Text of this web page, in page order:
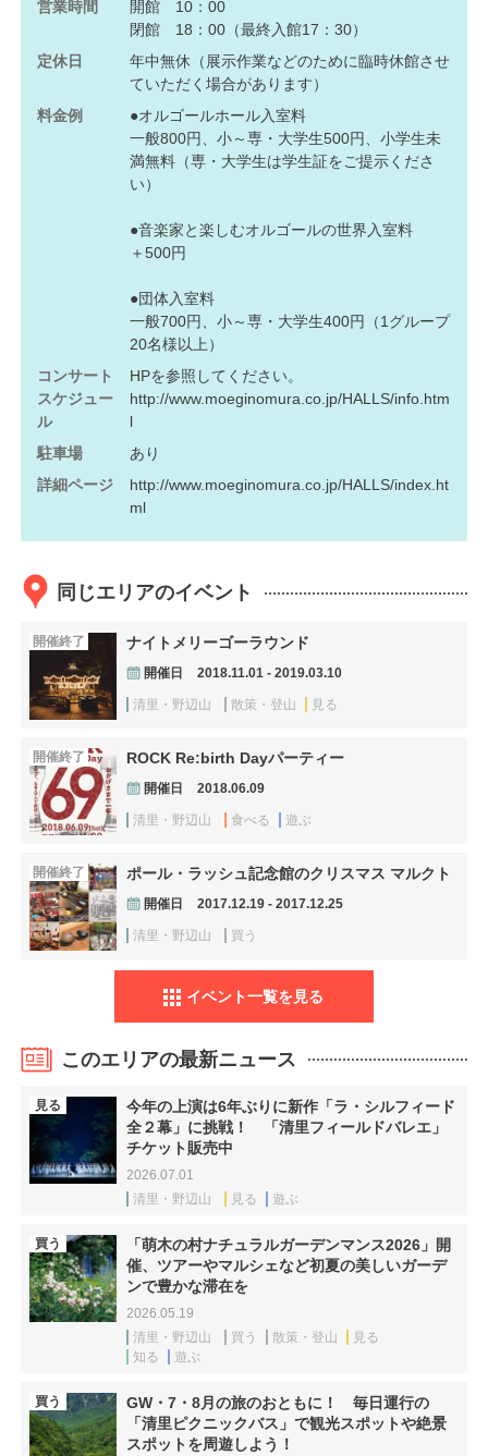
営業時間
開館 10：00
閉館 18：00（最終入館17：30）
定休日
年中無休（展示作業などのために臨時休館させ
ていただく場合があります）
料金例
●オルゴールホール入室料
一般800円、小～専・大学生500円、小学生未
満無料（専・大学生は学生証をご提示くださ
い）
●音楽家と楽しむオルゴールの世界入室料
＋500円
●団体入室料
一般700円、小～専・大学生400円（1グループ
20名様以上）
コンサート
スケジュー
ル
HPを参照してください。
http://www.moeginomura.co.jp/HALLS/info.htm
l
駐車場
あり
詳細ページ
http://www.moeginomura.co.jp/HALLS/index.ht
ml
同じエリアのイベント
開催終了 ナイトメリーゴーラウンド
開催日 2018.11.01 - 2019.03.10
清里・野辺山 散策・登山 見る
開催終了 ROCK Re:birth Dayパーティー
開催日 2018.06.09
清里・野辺山 食べる 遊ぶ
開催終了 ポール・ラッシュ記念館のクリスマス マルクト
開催日 2017.12.19 - 2017.12.25
清里・野辺山 買う
イベント一覧を見る
このエリアの最新ニュース
見る
今年の上演は6年ぶりに新作「ラ・シルフィード
全２幕」に挑戦！ 「清里フィールドバレエ」
チケット販売中
2026.07.01
清里・野辺山
見る 遊ぶ
買う
「萌木の村ナチュラルガーデンマンス2026」開
催、ツアーやマルシェなど初夏の美しいガーデ
ンで豊かな滞在を
2026.05.19
清里・野辺山
買う 散策・登山
見る
知る
遊ぶ
買う
GW・7・8月の旅のおともに！ 毎日運行の
「清里ピクニックバス」で観光スポットや絶景
スポットを周遊しよう！